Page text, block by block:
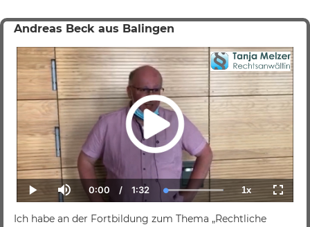
Andreas Beck aus Balingen
Play Mute
Current
Time
0:00 / Duration
1:32 Loaded:
100.00%
1xPlayback
Rate
Ich habe an der Fortbildung zum Thema „Rechtliche